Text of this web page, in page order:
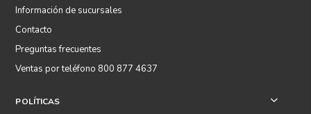
Información de sucursales
Contacto
Preguntas frecuentes
Ventas por teléfono 800 877 4637
POLÍTICAS +